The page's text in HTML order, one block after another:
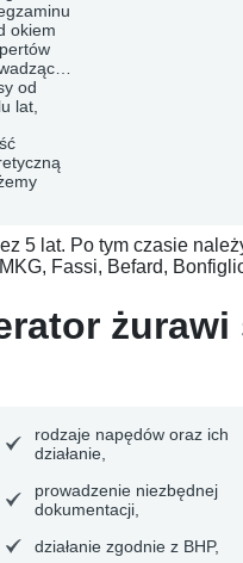
okiem
od
lat,
5 lat. Po tym czasie
Fassi, Befard,
rodzaje napędów oraz ich
działanie,
prowadzenie niezbędnej
dokumentacji,
działanie zgodnie z BHP,